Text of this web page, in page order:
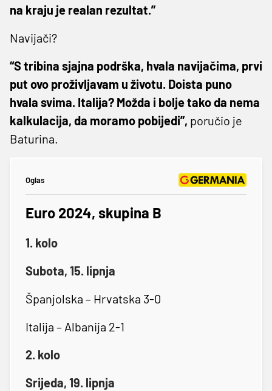
na kraju je realan rezultat.”
Navijači?
“S tribina sjajna podrška, hvala navijačima, prvi
put ovo proživljavam u životu. Doista puno
hvala svima. Italija? Možda i bolje tako da nema
kalkulacija, da moramo pobijedi”, poručio je
Baturina.
Oglas
Euro 2024, skupina B
1. kolo
Subota, 15. lipnja
Španjolska – Hrvatska 3-0
Italija – Albanija 2-1
2. kolo
Srijeda, 19. lipnja